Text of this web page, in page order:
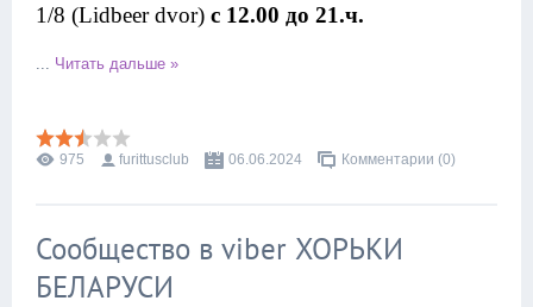
1/8 (Lidbeer dvor) с 12.00 до 21.ч.
... Читать дальше »
975 furittusclub 06.06.2024 Комментарии (0)
Сообщество в viber ХОРЬКИ
БЕЛАРУСИ